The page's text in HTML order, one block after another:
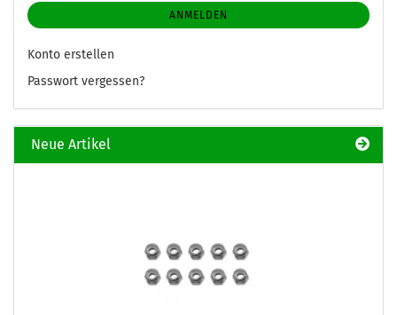
ANMELDEN
Konto erstellen
Passwort vergessen?
Neue Artikel